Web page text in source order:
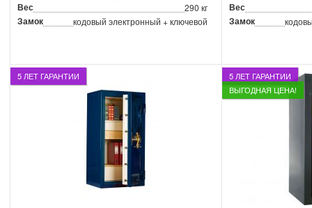
Вес 290 кг
Замок кодовый электронный + ключевой
Вес
Замок
5 ЛЕТ ГАРАНТИИ
5 ЛЕТ ГАРАНТИИ
ВЫГОДНАЯ ЦЕНА!